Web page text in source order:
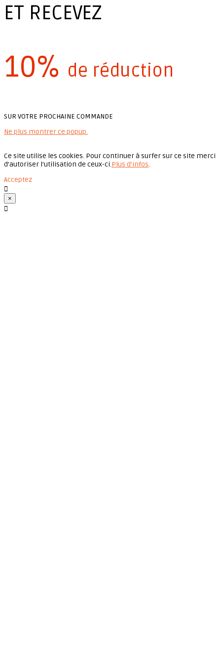
ET RECEVEZ
10% de réduction
SUR VOTRE PROCHAINE COMMANDE
Ne plus montrer ce popup.
Ce site utilise les cookies. Pour continuer à surfer sur ce site merci
d'autoriser l'utilisation de ceux-ci.Plus d'infos.
Acceptez

×
